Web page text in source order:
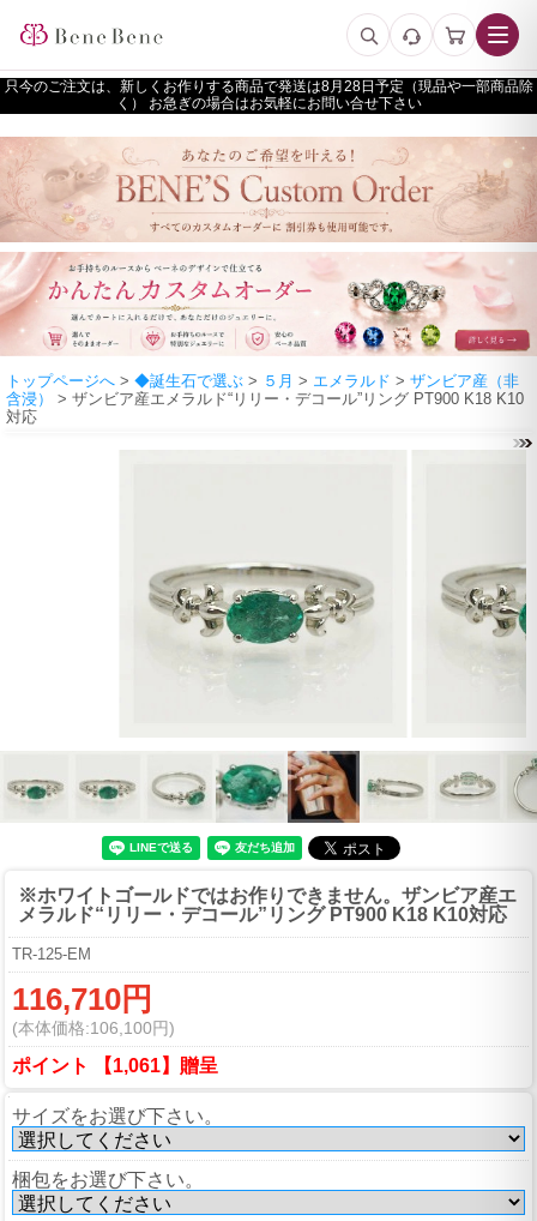
只今のご注文は、新しくお作りする商品で発送は
予定（現品や一部商品除
く） お急ぎの場合はお気軽にお問い合せ下さい
トップページへ > ◆誕生石で選ぶ > ５月 > エメラルド > ザンビア産（非
含浸）
> ザンビア産エメラルド“リリー・デコール”リング PT900 K18 K10
対応
※ホワイトゴールドではお作りできません。 ザンビア産エ
メラルド“リリー・デコール”リング PT900 K18 K10対応
TR-125-EM
116,710円
(本体価格:106,100円)
ポイント 【1,061】贈呈
サイズをお選び下さい。
梱包をお選び下さい。